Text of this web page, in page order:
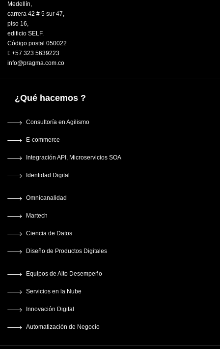
Medellín,
carrera 42 # 5 sur 47,
piso 16,
edificio SELF.
Código postal 050022
t: +57 323 5639223
info@pragma.com.co
¿Qué hacemos ?
Consultoría en Agilismo
E-commerce
Integración API, Microservicios SOA
Identidad Digital
Omnicanalidad
Martech
Ciencia de Datos
Diseño de Productos Digitales
Equipos de Alto Desempeño
Servicios en la Nube
Innovación Digital
Automatización de Negocio